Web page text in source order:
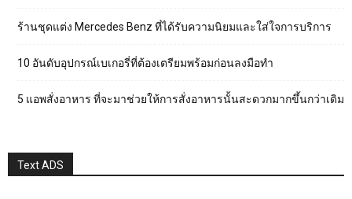
ร้านชุดแต่ง Mercedes Benz ที่ได้รับความนิยมและใส่ใจการบริการ
10 อันดับอุปกรณ์เบเกอรี่ที่ต้องเตรียมพร้อมก่อนลงมือทำ
5 แอพสั่งอาหาร ที่จะมาช่วยให้การสั่งอาหารนั้นสะดวกมากขึ้นกว่าเดิม
Text ADS